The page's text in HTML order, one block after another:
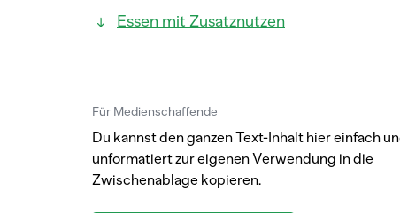
Essen mit Zusatznutzen
Für Medienschaffende
Du kannst den ganzen Text-Inhalt hier einfach
unformatiert zur eigenen Verwendung in die
Zwischenablage kopieren.